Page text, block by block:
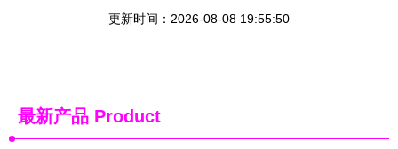
更新时间：2026-08-08 19:55:50
最新产品 Product